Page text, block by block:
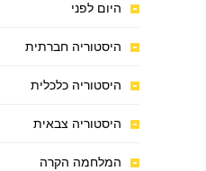
היום לפני
היסטוריה חברתית
היסטוריה כלכלית
היסטוריה צבאית
המלחמה הקרה